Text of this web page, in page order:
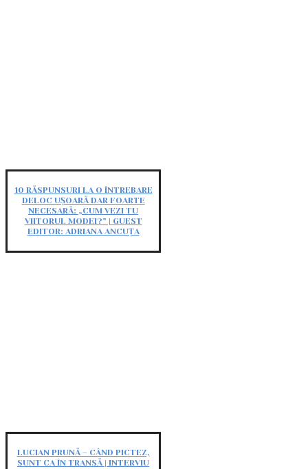
10 RĂSPUNSURI LA O ÎNTREBARE
DELOC UȘOARĂ DAR FOARTE
NECESARĂ: „CUM VEZI TU
VIITORUL MODEI?” | GUEST
EDITOR: ADRIANA ANCUȚA
LUCIAN PRUNĂ – CÂND PICTEZ,
SUNT CA ÎN TRANSĂ | INTERVIU